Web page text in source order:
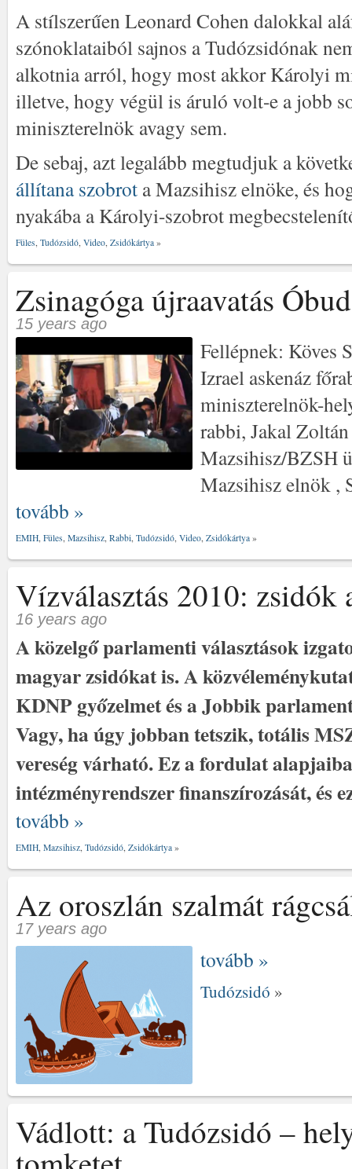
A stílszerűen Leonard Cohen dalokkal
szónoklataiból sajnos a Tudózsidónak
alkotnia arról, hogy most akkor Károlyi
illetve, hogy végül is áruló volt-e a jobb
miniszterelnök avagy sem.
De sebaj, azt legalább megtudjuk a
állítana szobrot a Mazsihisz elnöke, és
nyakába a Károlyi-szobrot
Füles, Tudózsidó, Video, Zsidókártya »
Zsinagóga újraavatás
15 years ago
Fellépnek: Köves
Izrael askenáz
miniszterelnök-
rabbi, Jakal
Mazsihisz/BZSH
Mazsihisz elnök ,
tovább »
EMIH, Füles, Mazsihisz, Rabbi, Tudózsidó, Video, Zsidókártya »
Vízválasztás 2010: zsidók
16 years ago
A közelgő parlamenti választások
magyar zsidókat is. A
KDNP győzelmet és a Jobbik
Vagy, ha úgy jobban tetszik, totális
vereség várható. Ez a fordulat
intézményrendszer finanszírozását, és
tovább »
EMIH, Mazsihisz, Tudózsidó, Zsidókártya »
Az oroszlán szalmát
17 years ago
tovább »
Tudózsidó »
Vádlott: a Tudózsidó –